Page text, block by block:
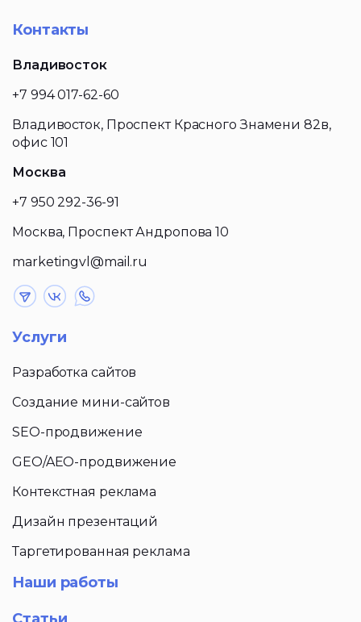
Контакты
Владивосток
+7 994 017-62-60
Владивосток, Проспект Красного Знамени 82в,
офис 101
Москва
+7 950 292-36-91
Москва, Проспект Андропова 10
marketingvl@mail.ru
Услуги
Разработка сайтов
Создание мини-сайтов
SEO-продвижение
GEO/AEO-продвижение
Контекстная реклама
Дизайн презентаций
Таргетированная реклама
Наши работы
Статьи